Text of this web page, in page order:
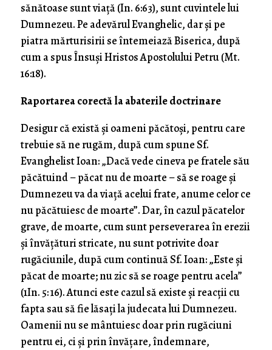
sănătoase sunt viață (In. 6:63), sunt cuvintele lui
Dumnezeu. Pe adevărul Evanghelic, dar și pe
piatra mărturisirii se întemeiază Biserica, după
cum a spus Însuși Hristos Apostolului Petru (Mt.
16:18).
Raportarea corectă la abaterile doctrinare
Desigur că există și oameni păcătoși, pentru care
trebuie să ne rugăm, după cum spune Sf.
Evanghelist Ioan: „Dacă vede cineva pe fratele său
păcătuind – păcat nu de moarte – să se roage şi
Dumnezeu va da viaţă acelui frate, anume celor ce
nu păcătuiesc de moarte”. Dar, în cazul păcatelor
grave, de moarte, cum sunt perseverarea în erezii
și învățături stricate, nu sunt potrivite doar
rugăciunile, după cum continuă Sf. Ioan: „Este şi
păcat de moarte; nu zic să se roage pentru acela”
(1In. 5: 16). Atunci este cazul să existe și reacții cu
fapta sau să fie lăsați la judecata lui Dumnezeu.
Oamenii nu se mântuiesc doar prin rugăciuni
pentru ei, ci și prin învățare, îndemnare,